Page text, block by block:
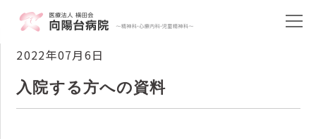
2022年07月6日
入院する方への資料